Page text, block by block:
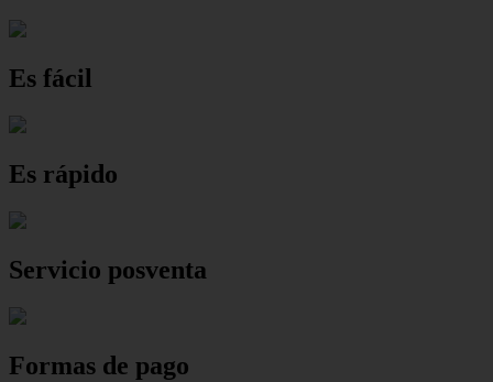
Es fácil
Es rápido
Servicio posventa
Formas de pago